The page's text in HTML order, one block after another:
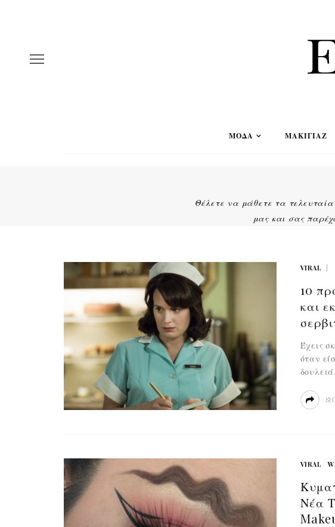
ΜΟΔΑ ΜΑΚΙΓΙΆΖ
Θέλετε να μάθετε τα
μας και σας
VIRAL
10
και
Έχεις
όταν
VIRAL
Νέα